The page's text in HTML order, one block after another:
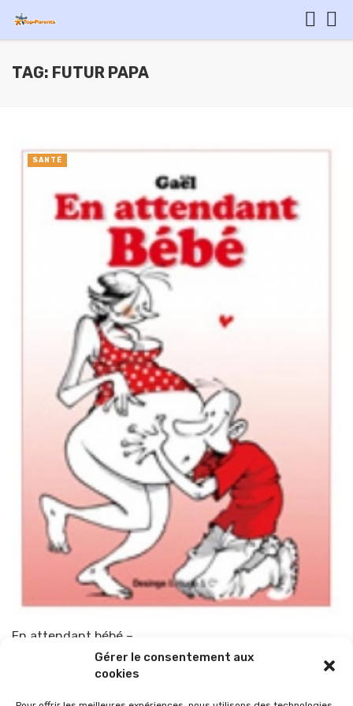
Gérer le consentement aux
cookies
TAG: FUTUR PAPA
En attendant bébé –
TOP-PARENTS 28 juin 2010
SANTÉ